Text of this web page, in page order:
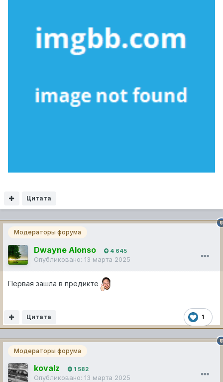
Цитата
Модераторы форума
Dwayne Alonso 4 645
Опубликовано: 13 марта 2025
Первая зашла в предикте
1
Цитата
Модераторы форума
kovalz 1 582
Опубликовано: 13 марта 2025